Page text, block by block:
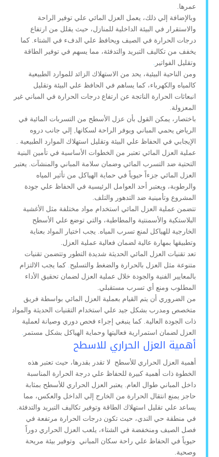
عمرها.
وبالإضافة إلي ذلك، يعمل العزل المائي علي توفير الراحة
والاستقرار في البيئة الداخلية للمنازل، حيث يقلل من ارتفاع
درجات الحرارة في الصيف ويحافظ علي الدفء في الشتاء. كما
يخفف من تكاليف التبريد والتدفئة، مما يسهم في توفير الطاقة
وتقليل الفواتير .
ومن الناحية البيئية، يحد من الاستهلاك الزائد للموارد الطبيعية
كالمياه والكهرباء، كما يساهم في الحافظ علي البيئة وتقليل
انبعاثات الحرارة الناتجة عن ارتفاع درجات الحرارة في المباني غير
المعزولة.
باختصار، يمكن القول بأن عزل الأسطح من التسربات المائية في
الرياض يحمي المباني ويوفر الراحة لسكانها, إلي جانب دروه
الإيجابي في الحفاظ علي البيئة وتقليل استهلاك الموارد الطبيعية .
عملية العزل المائي تعتبر من الخطوات الأساسية في تأمين البنية
التحتية ضد التسرب المائي وضمان سلامة المباني والمنشآت. يعتبر
العزل المائي جزءاً حيوياً في حماية الهياكل من تأثير المياه
والرطوبة، ويعتبر أحد العوامل الرئيسية في الحفاظ علي جودة
المشروع وتأمينية ضد التدهور والتلف.
تتضمن عملية العزل المائي استخدام مواد مختلفة مثل الأغشية
البلاستكية والأسمنتية والمطاطية، والتي توضع علي الأسطح
الخارجية للهياكل لمنع تسرب المياه. يجب اختيار المواد بعناية
وتطبيقها بمهارة عالية لضمان فعالية عملية العزل.
تعد تقنيات العزل المائي الحديثة شديدة التطور وتتضمن تقنيات
متنوعة مثل العزل بالحرارة والضغط والتسليح. كما يجب الالتزام
بالمعايير الفنية والجودة خلال عملية العزل لضمان تحقيق الأداء
المطلوب ومنع أي تسرب مستقبلي.
من الضروري أن يتم القيام بعملية العزل المائي بواسطة فريق
متخصص ومدرب بشكل جيد علي استخدام التقنيات الحديثة والمواد
ذات الجودة العالية. كما ينبغي إجراء فحص دوري وصيانة لعملية
العزل لضمان استمرارية فعاليتها وحماية الهياكل بشكل مستمر .
أهمية العزل الحراري للاسطح
أهمية العزل الحراري للأسطح لا تقدر بقدرها، حيث تعتبر هذه
الخطوة ذات أهمية كبيرة للحفاظ علي درجة الحرارة المناسبة
داخل المباني طوال العام. يعتبر العزل الحراري للأسطح بمثابة
حاجز يمنع انتقال الحرارة من الخارج إلي الداخل والعكس، مما
يساعد علي تقليل استهلاك الطاقة وتوفير تكاليف التبريد والتدفئة.
في منطقة حي الندي، حيث تكون درجات الحرارة مرتفعة في
فصل الصيف ومنخفضة في الشتاء، يلعب العزل الحراري دوراً
حيوياً في الحفاظ علي راحة سكان المباني وتوفير بيئة مريحة
وصحية.